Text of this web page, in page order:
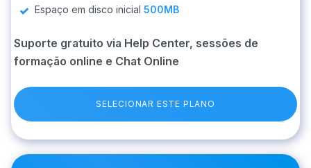
Espaço em disco inicial 500MB
Suporte gratuito via Help Center, sessões de
formação online e Chat Online
SELECIONAR ESTE PLANO